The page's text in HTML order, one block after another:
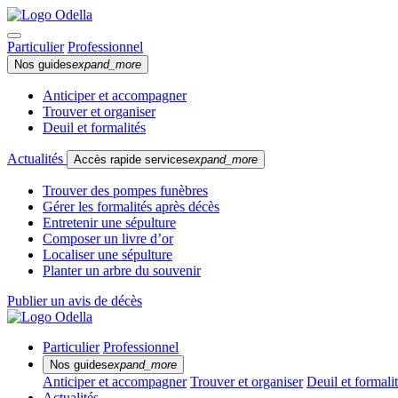
Particulier Professionnel
Nos guidesexpand_more
Anticiper et accompagner
Trouver et organiser
Deuil et formalités
Actualités Accès rapide servicesexpand_more
Trouver des pompes funèbres
Gérer les formalités après décès
Entretenir une sépulture
Composer un livre d’or
Localiser une sépulture
Planter un arbre du souvenir
Publier un avis de décès
Particulier Professionnel
Nos guidesexpand_more
Anticiper et accompagner Trouver et organiser Deuil et